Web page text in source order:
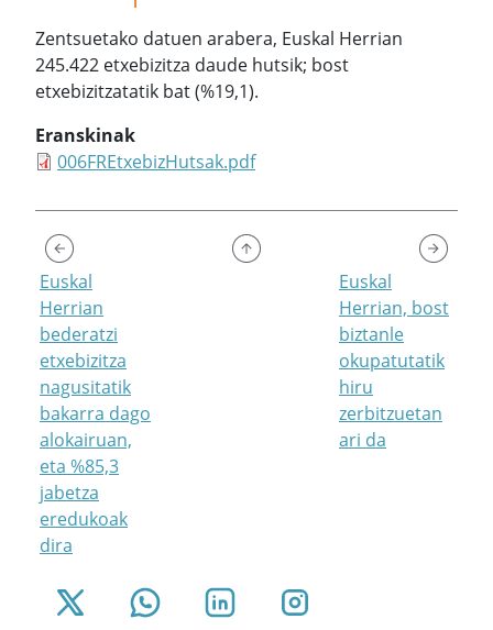
Zentsuetako datuen arabera, Euskal Herrian
245.422 etxebizitza daude hutsik; bost
etxebizitzatatik bat (%19,1).
Eranskinak
006FREtxebizHutsak.pdf
Euskal
Herrian
bederatzi
etxebizitza
nagusitatik
bakarra dago
alokairuan,
eta %85,3
jabetza
eredukoak
dira
Euskal
Herrian, bost
biztanle
okupatutatik
hiru
zerbitzuetan
ari da